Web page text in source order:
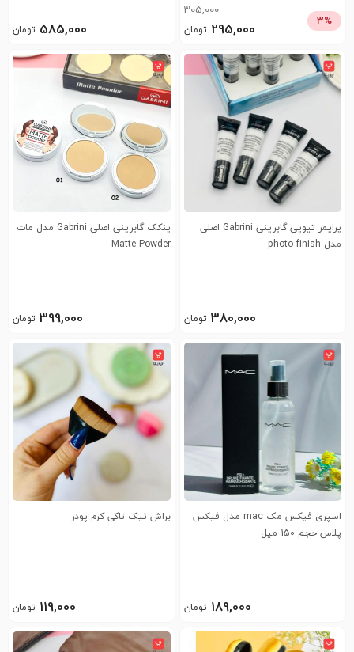
305,000
295,000 تومان 3%
585,000 تومان
پرایمر تیوپی گابرینی Gabrini اصلی
مدل photo finish
380,000 تومان
پنکک گابرینی اصلی Gabrini مدل مات
Matte Powder
399,000 تومان
اسپری فیکس مک mac مدل فیکس
پلاس حجم 150 میل
189,000 تومان
براش تیک تاکی کرم پودر
119,000 تومان